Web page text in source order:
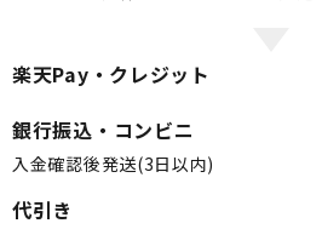
楽天Pay・クレジット
銀行振込・コンビニ
入金確認後発送(3日以内)
代引き